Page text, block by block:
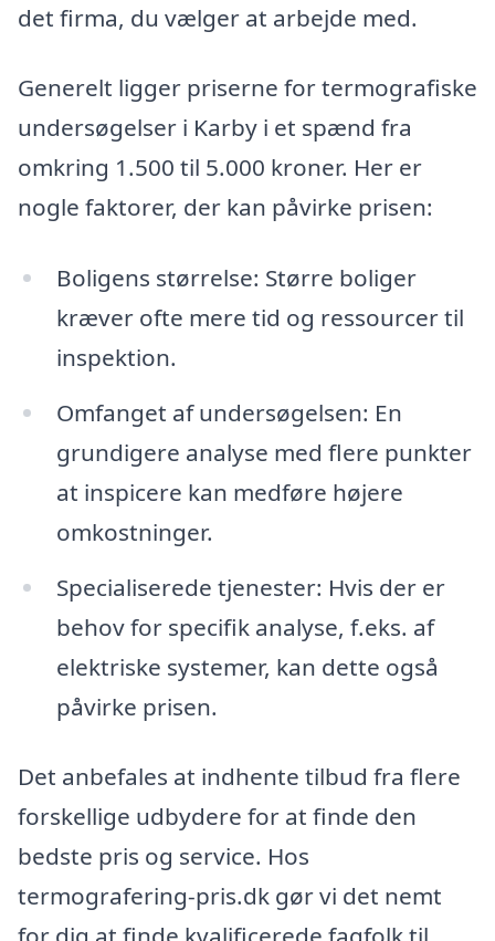
det firma, du vælger at arbejde med.
Generelt ligger priserne for termografiske
undersøgelser i Karby i et spænd fra
omkring 1.500 til 5.000 kroner. Her er
nogle faktorer, der kan påvirke prisen:
Boligens størrelse: Større boliger
kræver ofte mere tid og ressourcer til
inspektion.
Omfanget af undersøgelsen: En
grundigere analyse med flere punkter
at inspicere kan medføre højere
omkostninger.
Specialiserede tjenester: Hvis der er
behov for specifik analyse, f.eks. af
elektriske systemer, kan dette også
påvirke prisen.
Det anbefales at indhente tilbud fra flere
forskellige udbydere for at finde den
bedste pris og service. Hos
termografering-pris.dk gør vi det nemt